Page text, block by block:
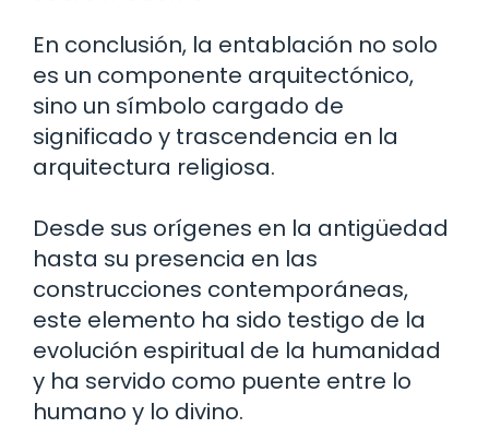
En conclusión, la entablación no solo
es un componente arquitectónico,
sino un símbolo cargado de
significado y trascendencia en la
arquitectura religiosa.
Desde sus orígenes en la antigüedad
hasta su presencia en las
construcciones contemporáneas,
este elemento ha sido testigo de la
evolución espiritual de la humanidad
y ha servido como puente entre lo
humano y lo divino.